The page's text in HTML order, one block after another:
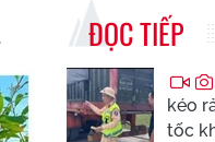
ĐỌC TIẾP
kéo
tốc